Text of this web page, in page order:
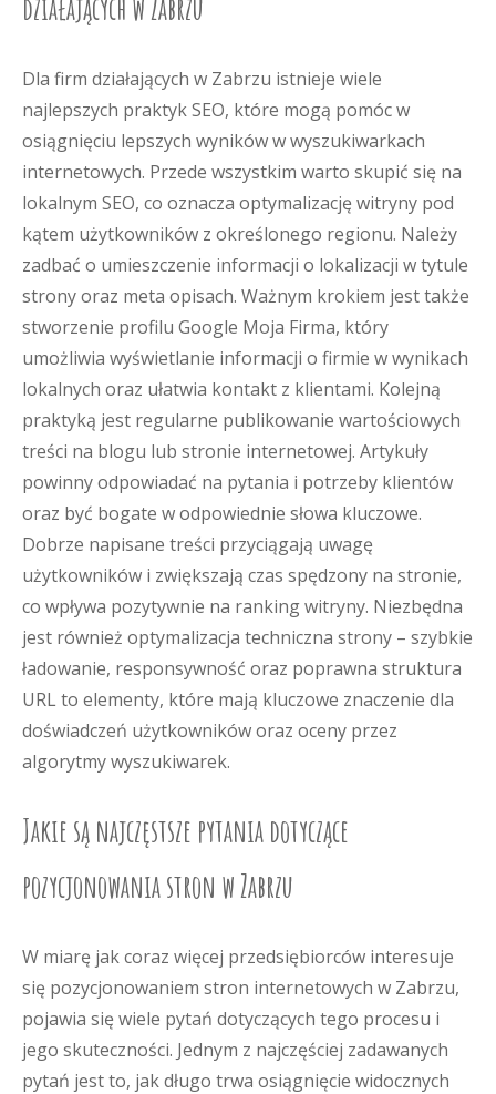
działających w Zabrzu
Dla firm działających w Zabrzu istnieje wiele
najlepszych praktyk SEO, które mogą pomóc w
osiągnięciu lepszych wyników w wyszukiwarkach
internetowych. Przede wszystkim warto skupić się na
lokalnym SEO, co oznacza optymalizację witryny pod
kątem użytkowników z określonego regionu. Należy
zadbać o umieszczenie informacji o lokalizacji w tytule
strony oraz meta opisach. Ważnym krokiem jest także
stworzenie profilu Google Moja Firma, który
umożliwia wyświetlanie informacji o firmie w wynikach
lokalnych oraz ułatwia kontakt z klientami. Kolejną
praktyką jest regularne publikowanie wartościowych
treści na blogu lub stronie internetowej. Artykuły
powinny odpowiadać na pytania i potrzeby klientów
oraz być bogate w odpowiednie słowa kluczowe.
Dobrze napisane treści przyciągają uwagę
użytkowników i zwiększają czas spędzony na stronie,
co wpływa pozytywnie na ranking witryny. Niezbędna
jest również optymalizacja techniczna strony – szybkie
ładowanie, responsywność oraz poprawna struktura
URL to elementy, które mają kluczowe znaczenie dla
doświadczeń użytkowników oraz oceny przez
algorytmy wyszukiwarek.
Jakie są najczęstsze pytania dotyczące
pozycjonowania stron w Zabrzu
W miarę jak coraz więcej przedsiębiorców interesuje
się pozycjonowaniem stron internetowych w Zabrzu,
pojawia się wiele pytań dotyczących tego procesu i
jego skuteczności. Jednym z najczęściej zadawanych
pytań jest to, jak długo trwa osiągnięcie widocznych